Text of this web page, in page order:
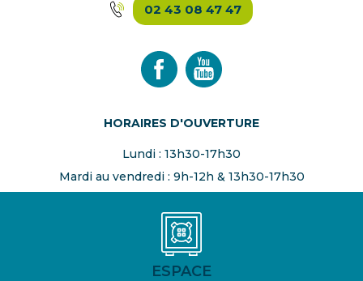
02 43 08 47 47
HORAIRES D'OUVERTURE
Lundi : 13h30-17h30
Mardi au vendredi : 9h-12h & 13h30-17h30
ESPACE